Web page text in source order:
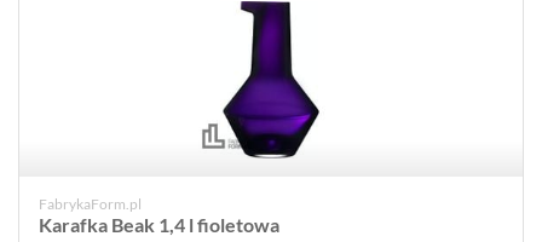
FabrykaForm.pl
Karafka Beak 1,4 l fioletowa